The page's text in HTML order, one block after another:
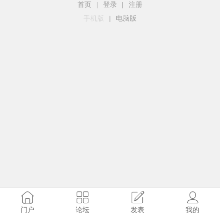
首页 | 登录 |
注册
手机版
| 电脑版
门户 论坛 发表 我的